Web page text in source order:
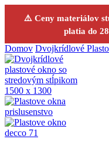
⚠️ Ceny materiálov
platia do
Domov Dvojkrídlové